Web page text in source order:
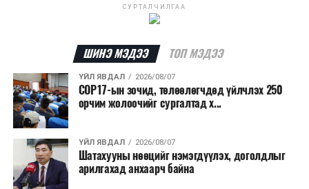
шатаасан гэх үндэслэлээр эрүүгийн хэрэг үүсгэн
шалтгааныг үргэлжлүүлэн тогтоож байгаа бөгөөд
аянгын улмаас үүсээгүй гэж үзэж байгаа аж.
Одоогоор АНУ даяар 13 мужид 90 гаруй томоохон ой,
хээрийн түймэр идэвхтэй үргэлжилж байгаагийн
талаас илүү нь Орегон болон Вашингтон мужид
бүртгэгдсэн байна. Цаг уурын байгууллагууд ойрын
өдрүүдэд агаарын температур дахин огцом
нэмэгдэж, хуурайшилт эрчимжих төлөвтэй байгааг
СУРТАЛЧИЛГАА
ШИНЭ МЭДЭЭ ТОП МЭДЭЭ
ҮЙЛ ЯВДАЛ 2026/08/07
COP17-ын зочид, төлөөлөгчдөд үйлчлэх 250
орчим жолоочийг сургалтад х...
ҮЙЛ ЯВДАЛ 2026/08/07
Шатахууны нөөцийг нэмэгдүүлэх, доголдлыг
арилгахад анхаарч байна